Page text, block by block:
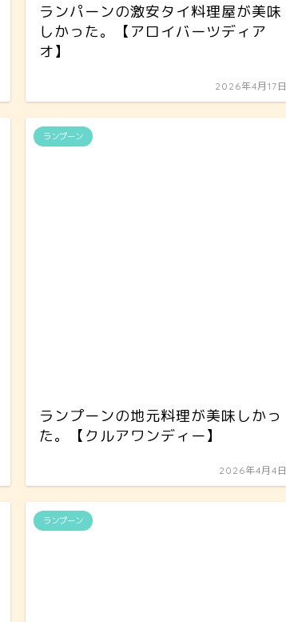
ランパーンの激安タイ料理屋が美味
しかった。【アロイバーツディア
オ】
2026年4月17日
ランプーン
ランプーンの地元料理が美味しかっ
た。【クルアワンディー】
2026年4月4日
ランプーン